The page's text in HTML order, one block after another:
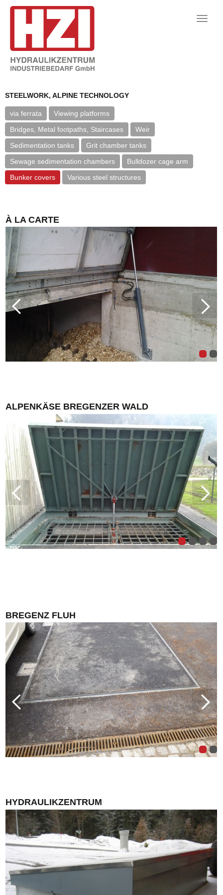
Toggle
STEELWORK, ALPINE TECHNOLOGY
via ferrata
Viewing platforms
Bridges, Metal footpaths, Staircases
Weir
Sedimentation tanks
Grit chamber tanks
Sewage sedimentation chambers
Bulldozer cage arm
Bunker covers
Various steel structures
À LA CARTE
ALPENKÄSE BREGENZER WALD
BREGENZ FLUH
HYDRAULIKZENTRUM